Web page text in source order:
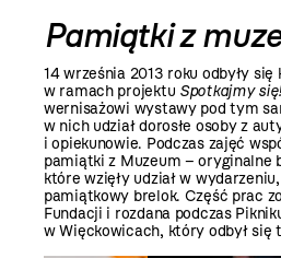
Pamiątki z
14 września 2013 roku odbyły
w ramach projektu Spotkajmy
wernisażowi wystawy pod tym
w nich udział dorosłe osoby z
i opiekunowie. Podczas zajęć
pamiątki z Muzeum – oryginalne
które wzięły udział w
pamiątkowy brelok. Część prac
Fundacji i rozdana podczas
w Więckowicach, który odbył się